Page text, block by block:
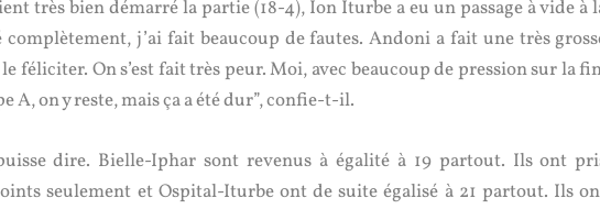
très bien démarré la partie (18-4), Ion Iturbe a eu un passage à vide à
j’ai fait beaucoup de fautes. Andoni a fait une très
féliciter. On s’est fait très peur. Moi, avec beaucoup de pression sur la
A, on y reste, mais ça a été dur”, confie-t-il.
dire. Bielle-Iphar sont revenus à égalité à 19 partout. Ils ont
seulement et Ospital-Iturbe ont de suite égalisé à 21 partout. Ils